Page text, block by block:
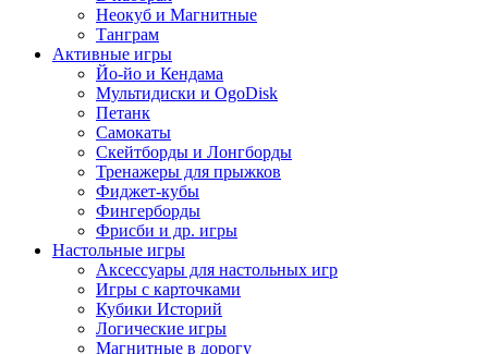
Неокуб и Магнитные
Танграм
Активные игры
Йо-йо и Кендама
Мультидиски и OgoDisk
Петанк
Самокаты
Скейтборды и Лонгборды
Тренажеры для прыжков
Фиджет-кубы
Фингерборды
Фрисби и др. игры
Настольные игры
Аксессуары для настольных игр
Игры с карточками
Кубики Историй
Логические игры
Магнитные в дорогу